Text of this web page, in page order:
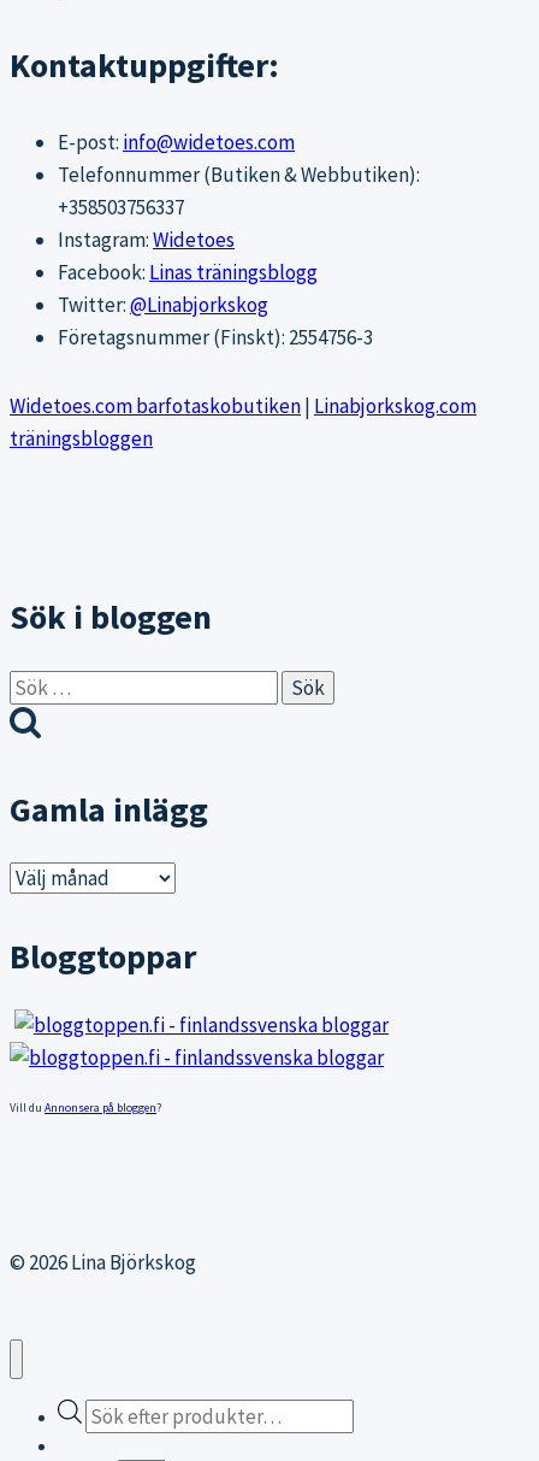
Kontaktuppgifter:
E-post: info@widetoes.com
Telefonnummer (Butiken & Webbutiken):
+358503756337
Instagram:Widetoes
Facebook: Linas träningsblogg
Twitter:@Linabjorkskog
Företagsnummer (Finskt): 2554756-3
Widetoes.com barfotaskobutiken| Linabjorkskog.com
träningsbloggen
Sök i bloggen
Sök
efter:
Gamla inlägg
Gamla
Bloggtoppar
Vill du Annonsera på bloggen?
© 2026 Lina Björkskog
Products
search